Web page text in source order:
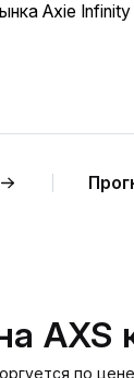
Axie
AXS
по